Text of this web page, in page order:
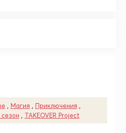
Магия Приключения
TAKEOVER Project